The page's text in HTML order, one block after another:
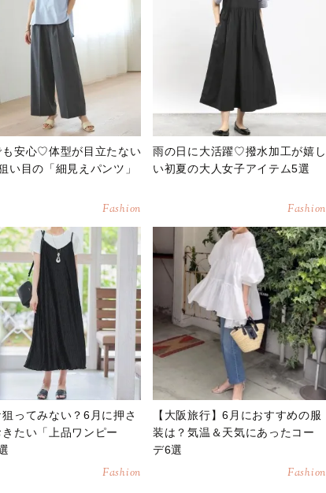
も安心♡体型が目立たない
い目の「細見えパンツ」
Fashion
雨の日に大活躍♡撥水加工が嬉し
い初夏の大人女子アイテム5選
Fashion
ってみない？6月に押さ
きたい「上品ワンピー
Fashion
【大阪旅行】6月におすすめの服
装は？気温＆天気にあったコー
デ6選
Fashion